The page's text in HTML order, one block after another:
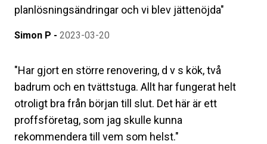
planlösningsändringar och vi blev jättenöjda"
Simon P - 2023-03-20
"Har gjort en större renovering, d v s kök, två
badrum och en tvättstuga. Allt har fungerat helt
otroligt bra från början till slut. Det här är ett
proffsföretag, som jag skulle kunna
rekommendera till vem som helst."